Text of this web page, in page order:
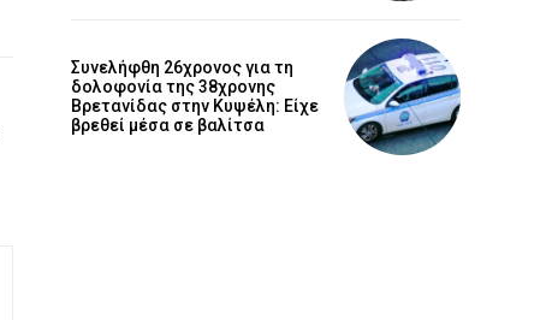
Συνελήφθη 26χρονος για τη
δολοφονία της 38χρονης
Βρετανίδας στην Κυψέλη: Είχε
βρεθεί μέσα σε βαλίτσα